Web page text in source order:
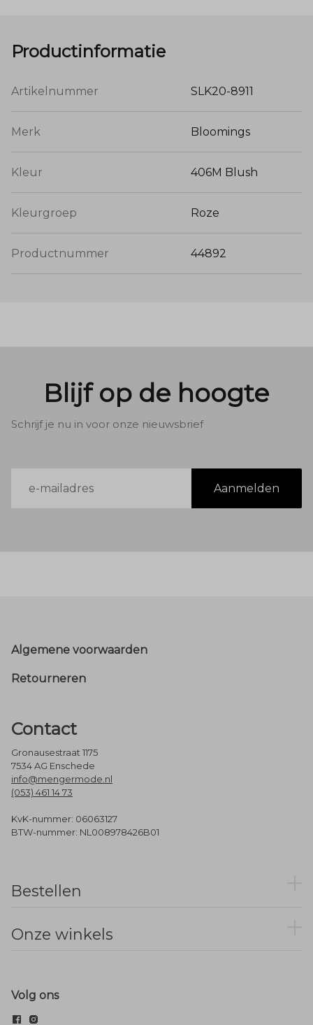
Productinformatie
Artikelnummer SLK20-8911
Merk Bloomings
Kleur 406M Blush
Kleurgroep Roze
Productnummer 44892
Blijf op de hoogte
Schrijf je nu in voor onze nieuwsbrief
mailadres
Aanmelden
Footer
Algemene voorwaarden
Retourneren
Contact
Gronausestraat 1175
7534 AG Enschede
info@mengermode.nl
(053) 461 14 73
KvK-nummer: 06063127
BTW-nummer: NL008978426B01
Bestellen
Onze winkels
Volg ons